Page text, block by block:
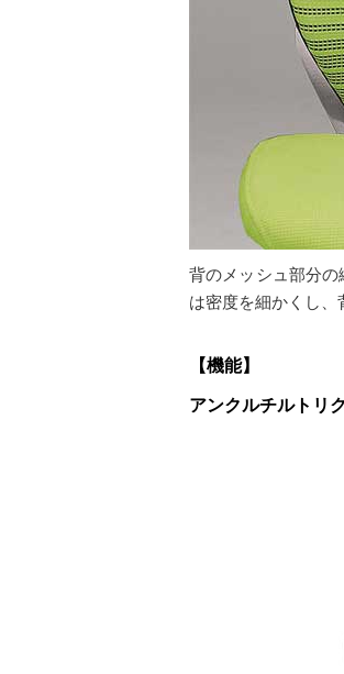
背のメッシュ部分
は密度を細かくし、
【機能】
アンクルチルトリ